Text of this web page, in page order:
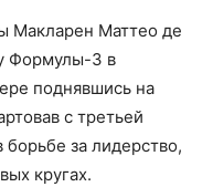
Макларен Маттео де
Формулы-3 в
поднявшись на
с третьей
за лидерство,
кругах.